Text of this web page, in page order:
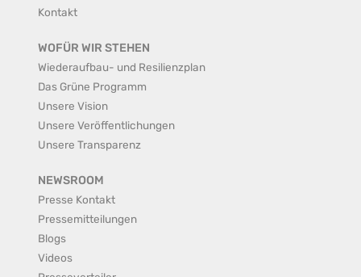
Kontakt
WOFÜR WIR STEHEN
Wiederaufbau- und Resilienzplan
Das Grüne Programm
Unsere Vision
Unsere Veröffentlichungen
Unsere Transparenz
NEWSROOM
Presse Kontakt
Pressemitteilungen
Blogs
Videos